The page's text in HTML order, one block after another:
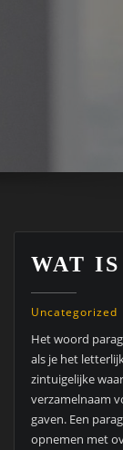
WAT
Uncategorized
Het woord
als je het
zintuigelijke
verzamelnaam
gaven. Een
opnemen met